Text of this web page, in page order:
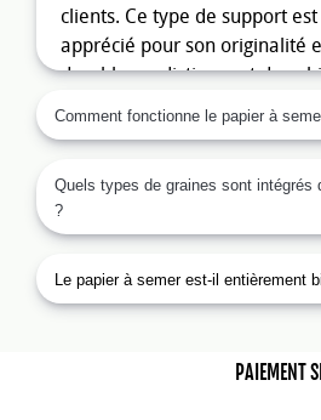
clients. Ce type de support
apprécié pour son originalité
durable, se distinguant des
plus traditionnels.
Pourquoi choisir le
pour vos
?
des objets publicitaires qui
immédiatement l'attention
véhiculer votre message
Comment fonctionne le papier à
Quels types de graines sont intégrés
?
Le papier à semer est-il entièrement
PAIEMENT